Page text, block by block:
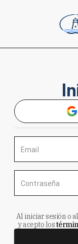
Email
Contraseña
Al iniciar sesión o
y acepto los